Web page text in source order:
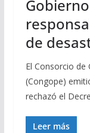
de
El Consorcio de
(Congope)
rechazó el
Leer más